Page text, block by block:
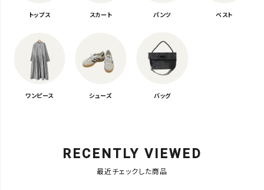
トップス スカート パンツ ベスト
ワンピース シューズ バッグ
RECENTLY VIEWED
最近チェックした商品